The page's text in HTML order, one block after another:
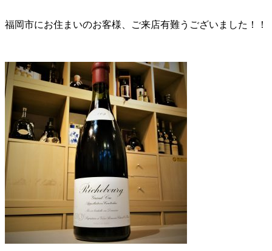
福岡市にお住まいのお客様、ご来店有難うございました！！